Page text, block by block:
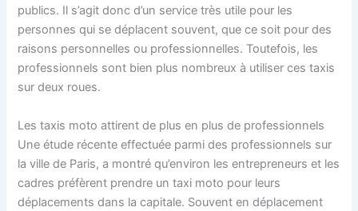
publics. Il s’agit donc d’un service très utile pour les
personnes qui se déplacent souvent, que ce soit pour des
raisons personnelles ou professionnelles. Toutefois, les
professionnels sont bien plus nombreux à utiliser ces taxis
sur deux roues.
Les taxis moto attirent de plus en plus de professionnels
Une étude récente effectuée parmi des professionnels sur
la ville de Paris, a montré qu’environ les entrepreneurs et les
cadres préfèrent prendre un taxi moto pour leurs
déplacements dans la capitale. Souvent en déplacement